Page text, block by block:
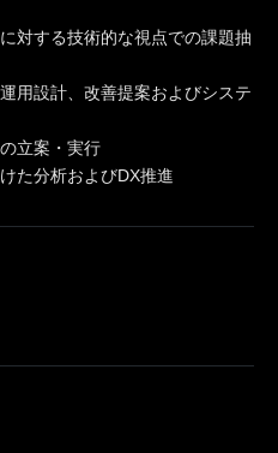
対する技術的な視点での課題抽
用設計、改善提案およびシステ
立案・実行
た分析およびDX推進